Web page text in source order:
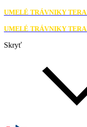
UMELÉ TRÁVNIKY
UMELÉ TRÁVNIKY
Skryť